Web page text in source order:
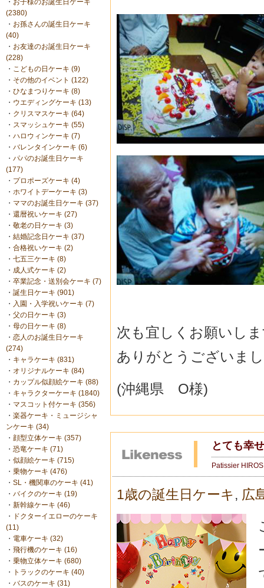
・ お子様のお誕生日ケーキ
(2380)
・ お孫さんの誕生日ケーキ
(40)
・ お友達のお誕生日ケーキ
(228)
・ こどもの日ケーキ (9)
・ その他のイベント (122)
・ ひなまつりケーキ (8)
・ ウエディングケーキ (13)
・ クリスマスケーキ (64)
・ スマッシュケーキ (55)
・ ハロウィンケーキ (7)
・ バレンタインケーキ (6)
・ パパのお誕生日ケーキ
(177)
・ プロポーズケーキ (4)
・ ホワイトデーケーキ (3)
・ ママのお誕生日ケーキ (37)
・ 還暦祝いケーキ (27)
・ 敬老の日ケーキ (3)
・ 結婚記念日ケーキ (37)
・ 合格祝いケーキ (2)
・ 七五三ケーキ (8)
・ 成人式ケーキ (2)
・ 卒業記念・送別会ケーキ (7)
・ 誕生日ケーキ (901)
・ 入園・入学祝いケーキ (7)
・ 父の日ケーキ (3)
・ 母の日ケーキ (8)
・ 恋人のお誕生日ケーキ
(274)
・ キャラケーキ (831)
・ オリジナルケーキ (84)
・ カップル似顔絵ケーキ (88)
・ キャラクターケーキ (1840)
・ マスコット付ケーキ (356)
・ 楽器ケーキ・ミュージシャ
ンケーキ (34)
・ 顔型立体ケーキ (357)
・ 恐竜ケーキ (71)
・ 似顔絵ケーキ (715)
・ 乗物ケーキ (476)
・ SL・機関車のケーキ (41)
・ バイクのケーキ (19)
・ 新幹線ケーキ (46)
・
ドクターイエローのケーキ
(11)
・ 電車ケーキ (32)
・ 飛行機のケーキ (16)
・ 乗物立体ケーキ (680)
・
トラックのケーキ (40)
・ バスのケーキ (31)
次も宜しくお願いし
ありがとうございま
(沖縄県 O様)
とても幸
Patissier
1歳の誕生日ケーキ , 広